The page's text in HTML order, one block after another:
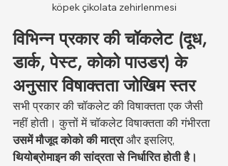
köpek çikolata zehirlenmesi
विभिन्न प्रकार की चॉकलेट (दूध,
डार्क, पेस्ट, कोको पाउडर) के
अनुसार विषाक्तता जोखिम स्तर
सभी प्रकार की चॉकलेट की विषाक्तता एक जैसी
नहीं होती। कुत्तों में चॉकलेट विषाक्तता की गंभीरता
उसमें मौजूद कोको की मात्रा और इसलिए,
थियोब्रोमाइन की सांद्रता से निर्धारित होती है।